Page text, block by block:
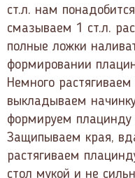
ст.л. нам
смазываем 1 ст.л.
полные ложки
формировании
Немного
выкладываем
формируем плацинду
Защипываем края,
растягиваем
стол мукой и не